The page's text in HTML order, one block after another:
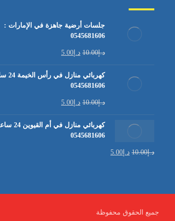
جلسات أرضية جاهزة في الإمارات :
0545681606
د.إ10.00 د.إ 5.00
كهربائي
0545681606
د.إ10.00 د.إ 5.00
كهربائي منازل في أم
0545681606
د.إ10.00 د.إ 5.00
جميع الحقوق محفوظة